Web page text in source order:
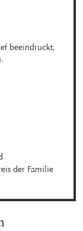
beeindruckt,
der Familie